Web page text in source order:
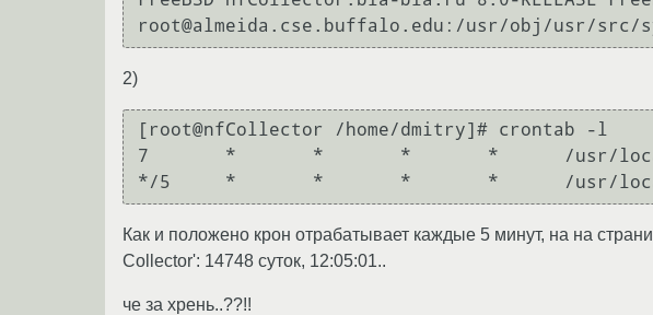
2)
[root@nfCollector /home/dmitry]# crontab -l
7       *       *       *       *      /usr/local/
Как и положено крон отрабатывает каждые 5 минут, на на
Collector': 14748 суток, 12:05:01..
че за хрень..??!!